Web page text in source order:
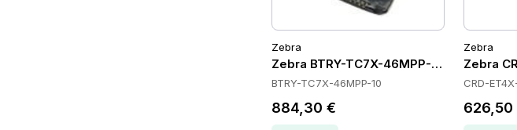
Zebra
Zebra BTRY-TC7X-46MPP-10 Batteries
BTRY-TC7X-46MPP-10
884,30 €
Zebra
Zebra
CRD-
626,50